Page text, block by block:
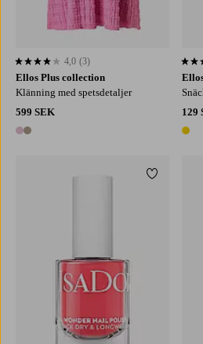
Ellos Plus collection
Klänning med spetsdetaljer
599 SEK
2 färger
4,0 baserat på 3 st betyg
4,0 (3)
129
1 färg
5,0
Lägg till i